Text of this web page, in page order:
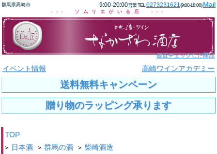
群馬県高崎市 9:00-20:00営業 TEL:0273231621(9:00-18:00)Mail
--- ソムリエがいる店 ---
最近チェックした商品
イベント情報 高崎ワインアカデミー
送料無料キャンペーン
贈り物のラッピング承ります
TOP
> 日本酒 > 群馬の酒 > 柴崎酒造